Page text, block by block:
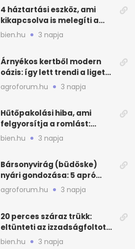
4 háztartási eszköz, ami
kikapcsolva is melegíti a
lakást
bien.hu 3 napja
Árnyékos kertből modern
oázis: így lett trendi a ligetes
zöld
agroforum.hu 3 napja
Hűtőpakolási hiba, ami
felgyorsítja a romlást:
zónákra figyelj
bien.hu 3 napja
Bársonyvirág (büdöske)
nyári gondozása: 5 apró
lépés a dús virágzásért
agroforum.hu 3 napja
20 perces száraz trükk:
eltünteti az izzadságfoltot
és a szagot a matracról
bien.hu 3 napja